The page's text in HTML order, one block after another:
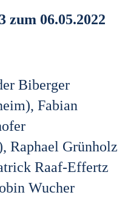
zum 06.05.2022
Biberger
Fabian
Raphael Grünholz
Raaf-Effertz
Wucher